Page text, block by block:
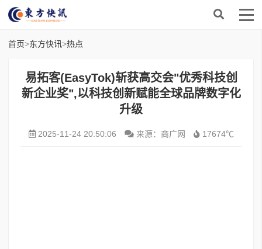
首页>东方快讯>热点
易拓客(EasyTok)斩获高交会"优秀科技创
新企业奖",以科技创新赋能全球品牌数字化
升级
2025-11-24 20:50:06 来源：商广网 17674℃